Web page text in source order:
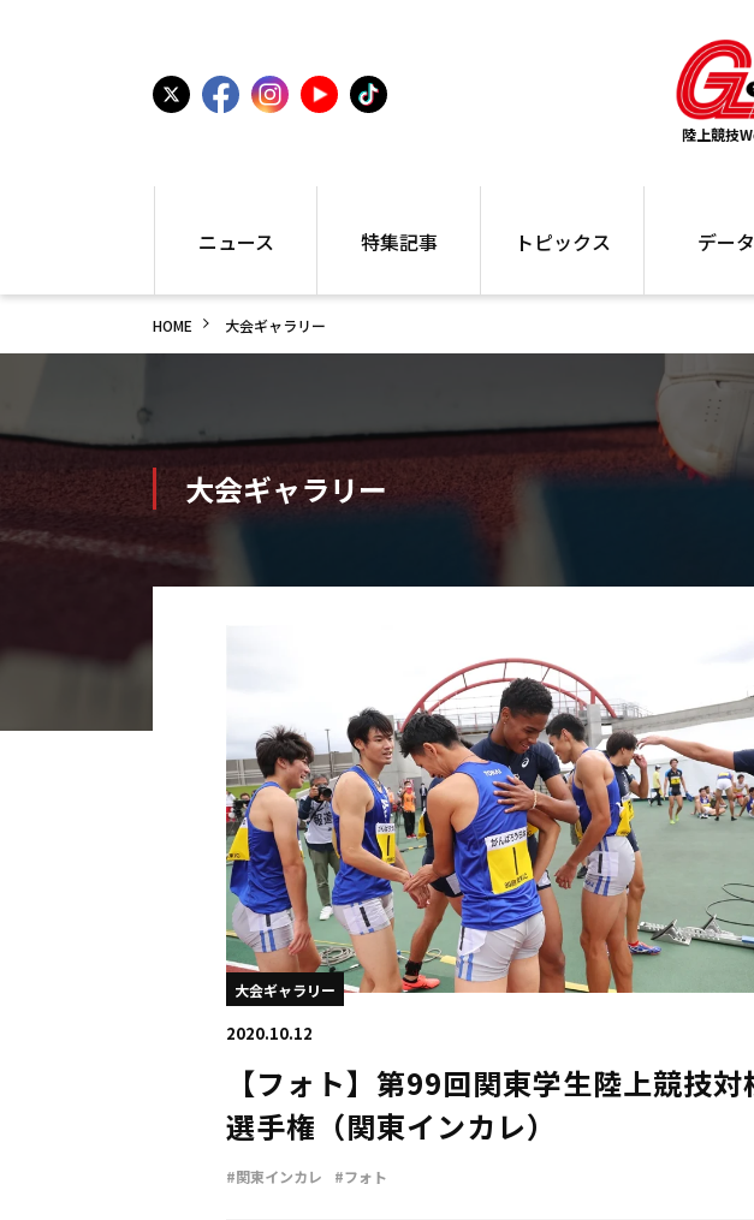
陸上競技
ニュース
国内
駅伝
高校
中学
世界陸上
海外
特集記事
特集
アラカルト
トピックス
インフォ
プレゼント
データ
最高記録
世界大会
国内大会
駅伝データ
選手名鑑
HOME 大会ギャラリー
大会ギャラリー
大会ギャラリー
2020.10.12
【フォト】第99回関東学生陸上競技対
選手権（関東インカレ）
#関東インカレ #フォト